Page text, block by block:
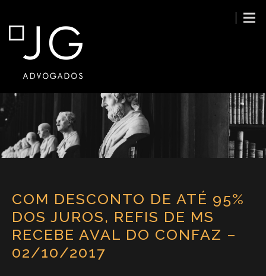
COM DESCONTO DE ATÉ 95%
DOS JUROS, REFIS DE MS
RECEBE AVAL DO CONFAZ –
02/10/2017